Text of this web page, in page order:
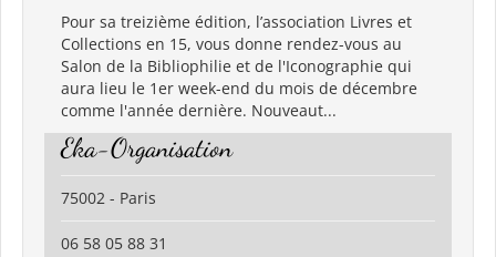
Pour sa treizième édition, l’association Livres et
Collections en 15, vous donne rendez-vous au
Salon de la Bibliophilie et de l'Iconographie qui
aura lieu le 1er week-end du mois de décembre
comme l'année dernière. Nouveaut...
Eka-Organisation
75002 - Paris
06 58 05 88 31